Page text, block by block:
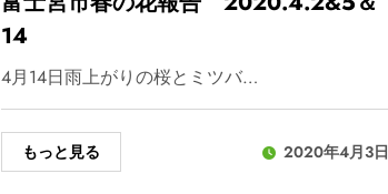
14
4月14日雨上がりの桜とミツバ…
もっと見る 2020年4月3日